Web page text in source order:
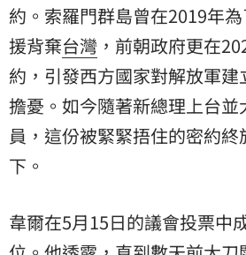
約。索羅門群島曾在2019年
援背棄台灣 ，前朝政府更在
約，引發西方國家對解放軍
擔憂。如今隨著新總理上台
員，這份被緊緊捂住的密約
下。
韋爾在5月15日的議會投票中